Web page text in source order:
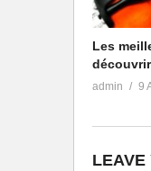
Les
admin 9
LEAVE